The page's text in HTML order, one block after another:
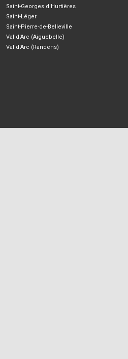
Saint-Georges d'Hurtières
Saint-Léger
Saint-Pierre-de-Belleville
Val d'Arc (Aiguebelle)
Val d'Arc (Randens)